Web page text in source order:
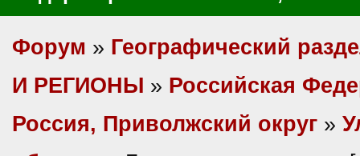
Форум » Географический
И РЕГИОНЫ » Российская
Россия, Приволжский округ »